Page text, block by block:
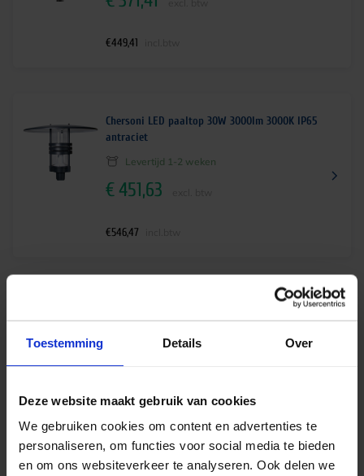
Toestemming Details Over
Deze website maakt gebruik van cookies
We gebruiken cookies om content en advertenties te
personaliseren, om functies voor social media te bieden
en om ons websiteverkeer te analyseren. Ook delen we
€449,41
Chersoni LED paaltop 30W 3000lm 3000K IP65
antraciet
Levertijd 1-2 weken
€ 451,63
€546,47
Chersoni LED paaltop 50W 5000lm 3000K IP65
Levertijd 1-2 weken
€586,85 incl.btw